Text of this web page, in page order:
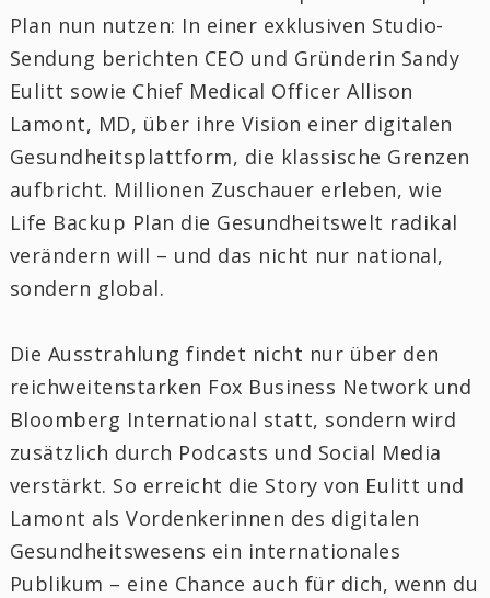
Plan nun nutzen: In einer exklusiven Studio-
Sendung berichten CEO und Gründerin Sandy
Eulitt sowie Chief Medical Officer Allison
Lamont, MD, über ihre Vision einer digitalen
Gesundheitsplattform, die klassische Grenzen
aufbricht. Millionen Zuschauer erleben, wie
Life Backup Plan die Gesundheitswelt radikal
verändern will – und das nicht nur national,
sondern global.
Die Ausstrahlung findet nicht nur über den
reichweitenstarken Fox Business Network und
Bloomberg International statt, sondern wird
zusätzlich durch Podcasts und Social Media
verstärkt. So erreicht die Story von Eulitt und
Lamont als Vordenkerinnen des digitalen
Gesundheitswesens ein internationales
Publikum – eine Chance auch für dich, wenn du